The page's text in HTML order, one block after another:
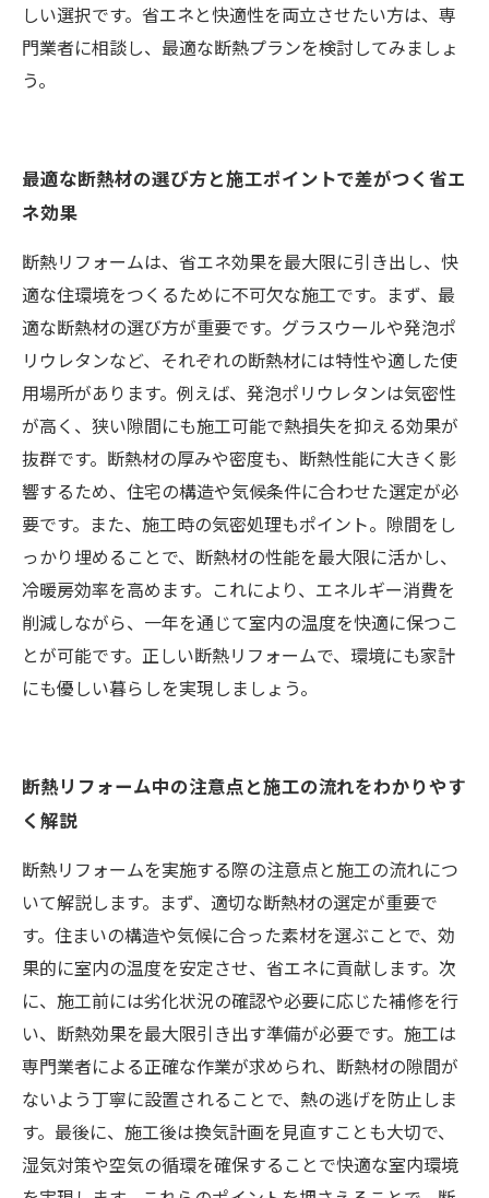
しい選択です。省エネと快適性を両立させたい方は、専
門業者に相談し、最適な断熱プランを検討してみましょ
う。
最適な断熱材の選び方と施工ポイントで差がつく省エ
ネ効果
断熱リフォームは、省エネ効果を最大限に引き出し、快
適な住環境をつくるために不可欠な施工です。まず、最
適な断熱材の選び方が重要です。グラスウールや発泡ポ
リウレタンなど、それぞれの断熱材には特性や適した使
用場所があります。例えば、発泡ポリウレタンは気密性
が高く、狭い隙間にも施工可能で熱損失を抑える効果が
抜群です。断熱材の厚みや密度も、断熱性能に大きく影
響するため、住宅の構造や気候条件に合わせた選定が必
要です。また、施工時の気密処理もポイント。隙間をし
っかり埋めることで、断熱材の性能を最大限に活かし、
冷暖房効率を高めます。これにより、エネルギー消費を
削減しながら、一年を通じて室内の温度を快適に保つこ
とが可能です。正しい断熱リフォームで、環境にも家計
にも優しい暮らしを実現しましょう。
断熱リフォーム中の注意点と施工の流れをわかりやす
く解説
断熱リフォームを実施する際の注意点と施工の流れにつ
いて解説します。まず、適切な断熱材の選定が重要で
す。住まいの構造や気候に合った素材を選ぶことで、効
果的に室内の温度を安定させ、省エネに貢献します。次
に、施工前には劣化状況の確認や必要に応じた補修を行
い、断熱効果を最大限引き出す準備が必要です。施工は
専門業者による正確な作業が求められ、断熱材の隙間が
ないよう丁寧に設置されることで、熱の逃げを防止しま
す。最後に、施工後は換気計画を見直すことも大切で、
湿気対策や空気の循環を確保することで快適な室内環境